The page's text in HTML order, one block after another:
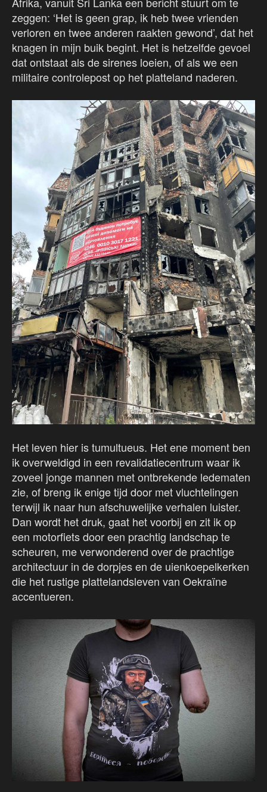
zeggen: ‘Het is geen grap, ik heb twee vrienden
verloren en twee anderen raakten gewond’, dat het
knagen in mijn buik begint. Het is hetzelfde gevoel
dat ontstaat als de sirenes loeien, of als we een
militaire controlepost op het platteland naderen.
Het leven hier is tumultueus. Het ene moment ben
ik overweldigd in een revalidatiecentrum waar ik
zoveel jonge mannen met ontbrekende ledematen
zie, of breng ik enige tijd door met vluchtelingen
terwijl ik naar hun afschuwelijke verhalen luister.
Dan wordt het druk, gaat het voorbij en zit ik op
een motorfiets door een prachtig landschap te
scheuren, me verwonderend over de prachtige
architectuur in de dorpjes en de uienkoepelkerken
die het rustige plattelandsleven van Oekraïne
accentueren.